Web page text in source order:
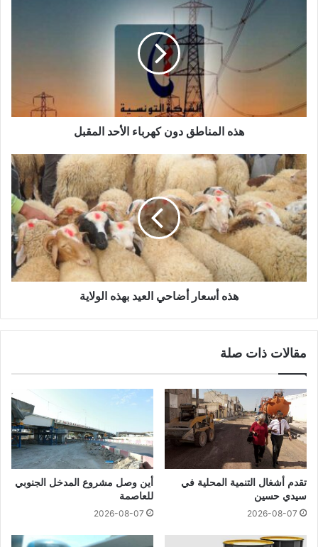
هذه المناطق دون كهرباء الأحد المقبل
هذه أسعار أضاحي العيد بهذه الولاية
مقالات ذات صلة
تقدم أشغال التنمية المحلية في
سيدي حسين
2026-08-07
أين وصل مشروع المدخل الجنوبي
للعاصمة
2026-08-07